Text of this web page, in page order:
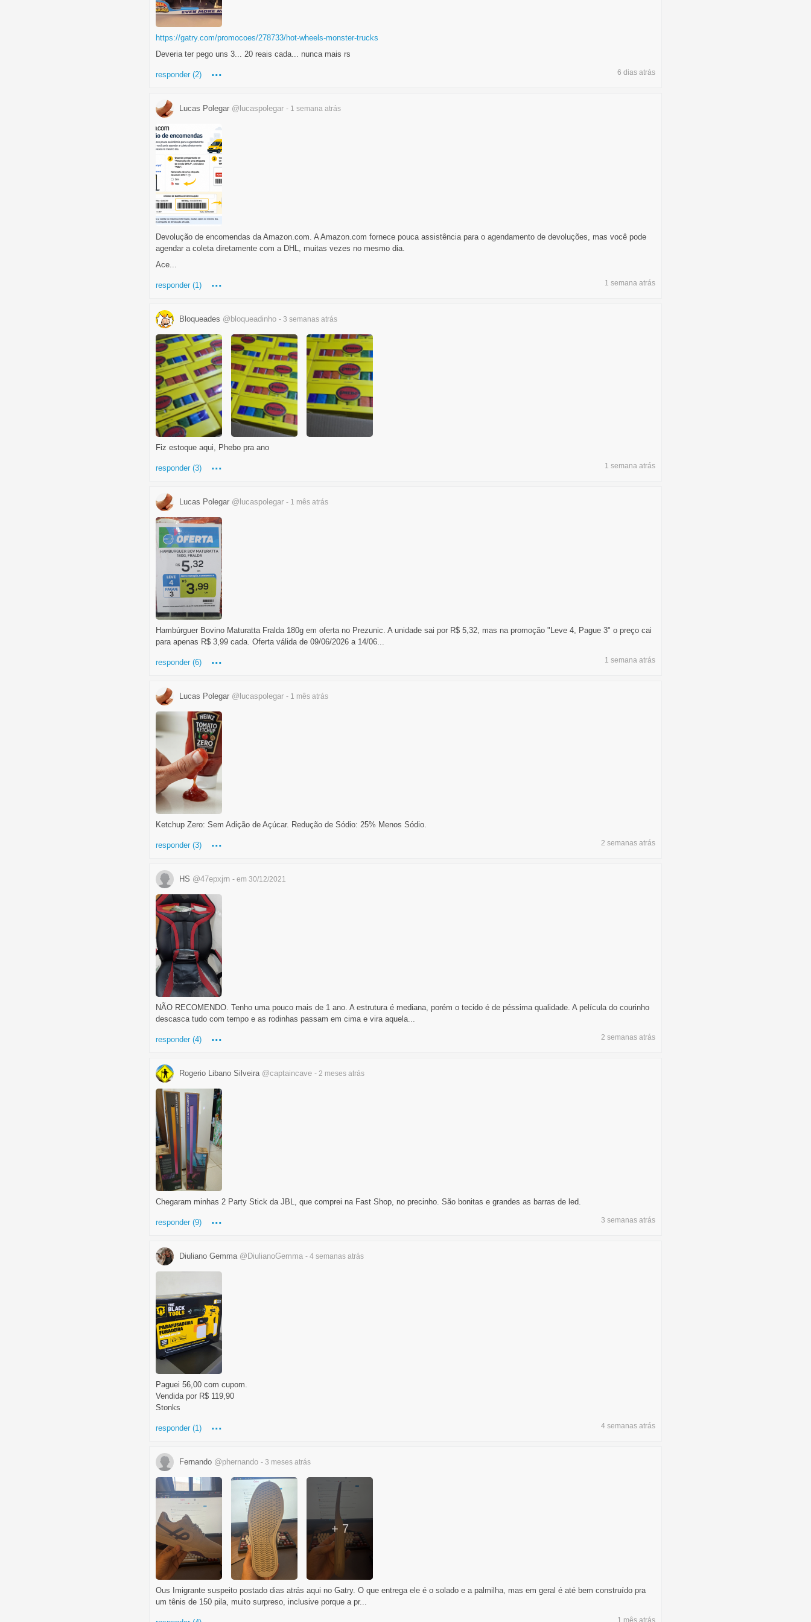
https://gatry.com/promocoes/278733/hot-wheels-monster-trucks
Deveria ter pego uns 3... 20 reais cada... nunca mais rs
responder (2) ... 6 dias atrás
Lucas Polegar @lucaspolegar - 1 semana atrás
Devolução de encomendas da Amazon.com. A Amazon.com fornece pouca assistência para o agendamento de devoluções, mas você pode
agendar a coleta diretamente com a DHL, muitas vezes no mesmo dia.
Ace...
responder (1) ... 1 semana atrás
Bloqueades @bloqueadinho - 3 semanas atrás
Fiz estoque aqui, Phebo pra ano
responder (3) ... 1 semana atrás
Lucas Polegar @lucaspolegar - 1 mês atrás
Hambúrguer Bovino Maturatta Fralda 180g em oferta no Prezunic. A unidade sai por R$ 5,32, mas na promoção "Leve 4, Pague 3" o preço cai
para apenas R$ 3,99 cada. Oferta válida de 09/06/2026 a 14/06...
responder (6) ... 1 semana atrás
Lucas Polegar @lucaspolegar - 1 mês atrás
Ketchup Zero: Sem Adição de Açúcar. Redução de Sódio: 25% Menos Sódio.
responder (3) ... 2 semanas atrás
HS @47epxjrn - em 30/12/2021
NÃO RECOMENDO. Tenho uma pouco mais de 1 ano. A estrutura é mediana, porém o tecido é de péssima qualidade. A película do courinho
descasca tudo com tempo e as rodinhas passam em cima e vira aquela...
responder (4) ... 2 semanas atrás
Rogerio Libano Silveira @captaincave - 2 meses atrás
Chegaram minhas 2 Party Stick da JBL, que comprei na Fast Shop, no precinho. São bonitas e grandes as barras de led.
responder (9) ... 3 semanas atrás
Diuliano Gemma @DiulianoGemma - 4 semanas atrás
Paguei 56,00 com cupom.
Vendida por R$ 119,90
Stonks
responder (1) ... 4 semanas atrás
Fernando @phernando - 3 meses atrás
+ 7
Ous Imigrante suspeito postado dias atrás aqui no Gatry. O que entrega ele é o solado e a palmilha, mas em geral é até bem construído pra
um tênis de 150 pila, muito surpreso, inclusive porque a pr...
1 mês atrás